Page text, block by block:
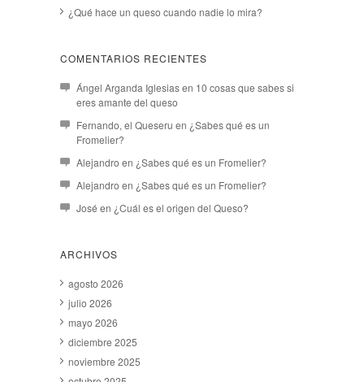
¿Qué hace un queso cuando nadie lo mira?
COMENTARIOS RECIENTES
Ángel Arganda Iglesiasen 10 cosas que sabes si
eres amante del queso
Fernando, el Queseru en ¿Sabes qué es un
Fromelier?
Alejandro en ¿Sabes qué es un Fromelier?
Alejandro en ¿Sabes qué es un Fromelier?
José en ¿Cuál es el origen del Queso?
ARCHIVOS
agosto 2026
julio 2026
mayo 2026
diciembre 2025
noviembre 2025